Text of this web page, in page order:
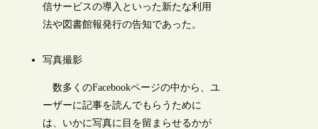
信サービスの導入といった新たな利用
法や図書館報発行の告知であった。
写真撮影
数多くのFacebookページの中から、ユ
ーザーに記事を読んでもらうために
は、いかに写真に目を留まらせるかが